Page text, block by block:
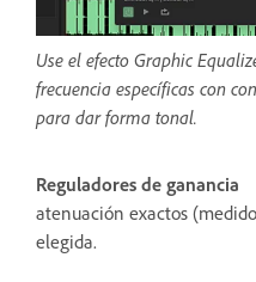
Use el efecto Graphic
frecuencia específicas con
para dar forma tonal.
Reguladores de ganancia
atenuación exactos
elegida.